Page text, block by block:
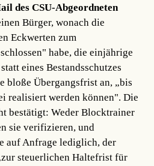
des CSU-Abgeordneten
Bürger, wonach die
Eckwerten zum
habe, die einjährige
eines Bestandsschutzes
bloße Übergangsfrist an, „bis
realisiert werden können". Die
bestätigt: Weder Blocktrainer
sie verifizieren, und
auf Anfrage lediglich, der
steuerlichen Haltefrist für